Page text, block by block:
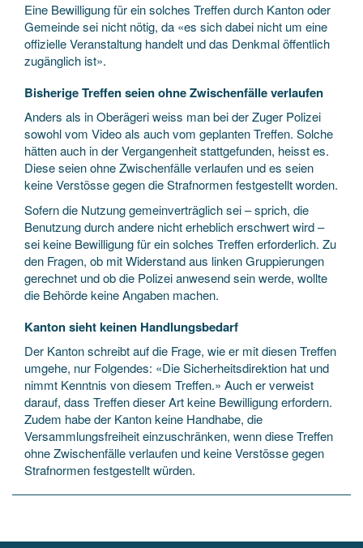
Eine Bewilligung für ein solches Treffen durch Kanton oder
Gemeinde sei nicht nötig, da «es sich dabei nicht um eine
offizielle Veranstaltung handelt und das Denkmal öffentlich
zugänglich ist».
Bisherige Treffen seien ohne Zwischenfälle verlaufen
Anders als in Oberägeri weiss man bei der Zuger Polizei
sowohl vom Video als auch vom geplanten Treffen. Solche
hätten auch in der Vergangenheit stattgefunden, heisst es.
Diese seien ohne Zwischenfälle verlaufen und es seien
keine Verstösse gegen die Strafnormen festgestellt worden.
Sofern die Nutzung gemeinverträglich sei – sprich, die
Benutzung durch andere nicht erheblich erschwert wird –
sei keine Bewilligung für ein solches Treffen erforderlich. Zu
den Fragen, ob mit Widerstand aus linken Gruppierungen
gerechnet und ob die Polizei anwesend sein werde, wollte
die Behörde keine Angaben machen.
Kanton sieht keinen Handlungsbedarf
Der Kanton schreibt auf die Frage, wie er mit diesen Treffen
umgehe, nur Folgendes: «Die Sicherheitsdirektion hat und
nimmt Kenntnis von diesem Treffen.» Auch er verweist
darauf, dass Treffen dieser Art keine Bewilligung erfordern.
Zudem habe der Kanton keine Handhabe, die
Versammlungsfreiheit einzuschränken, wenn diese Treffen
ohne Zwischenfälle verlaufen und keine Verstösse gegen
Strafnormen festgestellt würden.